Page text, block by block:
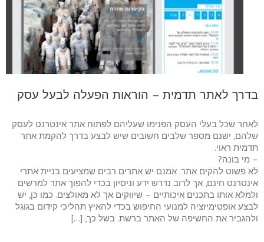
בדרך לאתר תדמית – הוראות הפעלה לבעל עסק
לאחר שכל בעלי העסק הפנימו שעליהם לפתוח אתר אינטרנט לעסק
שלהם, ישנם מספר שלבים חשובים שיש לבצע בדרך להקמת אתר
תדמית ראוי.
– מי בונה?
לא פשוט להקים אתר. אמנם יש אתרים רבים שמציעים בניית אתרי
אינטרנט חינם, אך לרוב נדרש ידע וניסיון בכדי להפוך אתר למרשים
ולמלא אותו בתכנים איכותיים – שיווקים אך לא מאולצים. כמו כן, יש
לבצע אופטימיזציה למנועי החיפוש בכדי להאיץ תהליכי קידום בגוגל
ולהגביר את החשיפה של האתר ברשת. בשל כך, […]